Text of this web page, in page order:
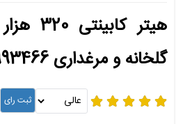
هیتر
گلخانه و مرغداری 09190993466